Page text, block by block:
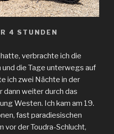
4 STUNDEN
verbrachte ich die
die Tage unterwegs auf
ich zwei Nächte in der
dann weiter durch das
Westen. Ich kam am 19.
fast paradiesischen
vor der Toudra-Schlucht,